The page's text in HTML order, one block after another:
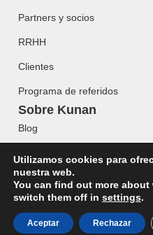
Partners y socios
RRHH
Clientes
Programa de referidos
Sobre Kunan
Blog
© 2023 KUNAN. Todos
Utilizamos cookies para
nuestra web.
You can find out more
switch them off in settings.
Aceptar Rechazar